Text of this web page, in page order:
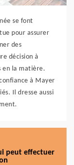
se font
pour assurer
des
décision à
en la matière.
à Mayer
Il dresse aussi
peut effectuer